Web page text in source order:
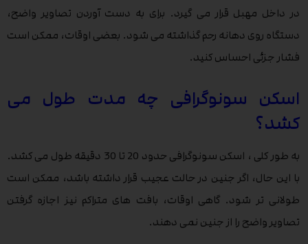
در داخل مهبل قرار می گیرد. برای به دست آوردن تصاویر واضح،
دستگاه روی دهانه رحم گذاشته می شود. بعضی اوقات، ممکن است
فشار جزئی احساس کنید.
اسکن سونوگرافی چه مدت طول می
کشد؟
به طور کلی ، اسکن سونوگرافی حدود 20 تا 30 دقیقه طول می کشد.
با این حال، اگر جنین در حالت عجیب قرار داشته باشد، ممکن است
طولانی تر شود. گاهی اوقات، بافت های متراکم نیز اجازه گرفتن
تصاویر واضح را از جنین نمی دهند.